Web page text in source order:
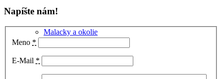
Malacky a okolie
Napíšte nám!
Meno *
E-Mail *